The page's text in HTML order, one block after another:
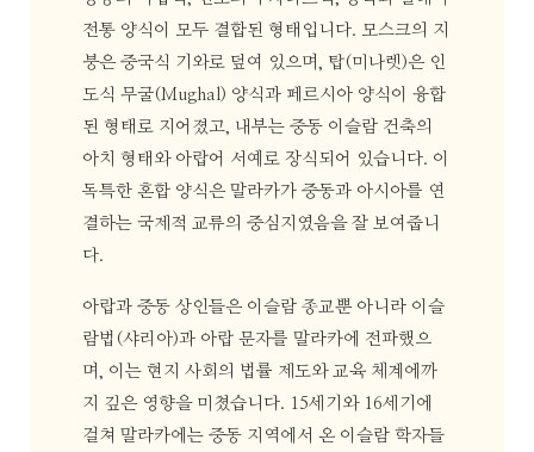
전통 양식이 모두 결합된 형태입니다. 모스크의 지
붕은 중국식 기와로 덮여 있으며, 탑(미나렛)은 인
도식 무굴(Mughal) 양식과 페르시아 양식이 융합
된 형태로 지어졌고, 내부는 중동 이슬람 건축의
아치 형태와 아랍어 서예로 장식되어 있습니다. 이
독특한 혼합 양식은 말라카가 중동과 아시아를 연
결하는 국제적 교류의 중심지였음을 잘 보여줍니
다.
아랍과 중동 상인들은 이슬람 종교뿐 아니라 이슬
람법(샤리아)과 아랍 문자를 말라카에 전파했으
며, 이는 현지 사회의 법률 제도와 교육 체계에까
지 깊은 영향을 미쳤습니다. 15세기와 16세기에
걸쳐 말라카에는 중동 지역에서 온 이슬람 학자들